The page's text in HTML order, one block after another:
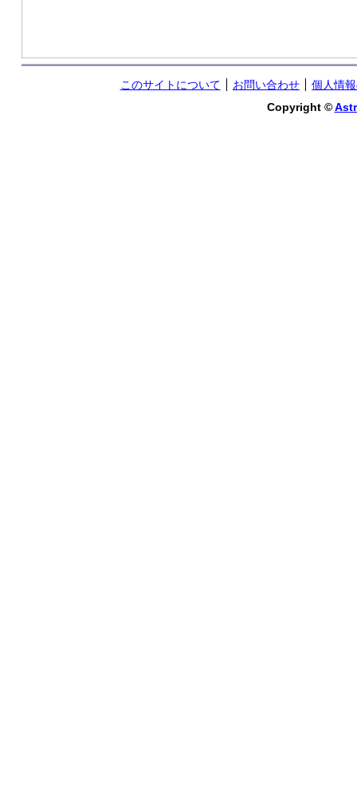
このサイトについて お問い合わせ
個人情
Copyright ©